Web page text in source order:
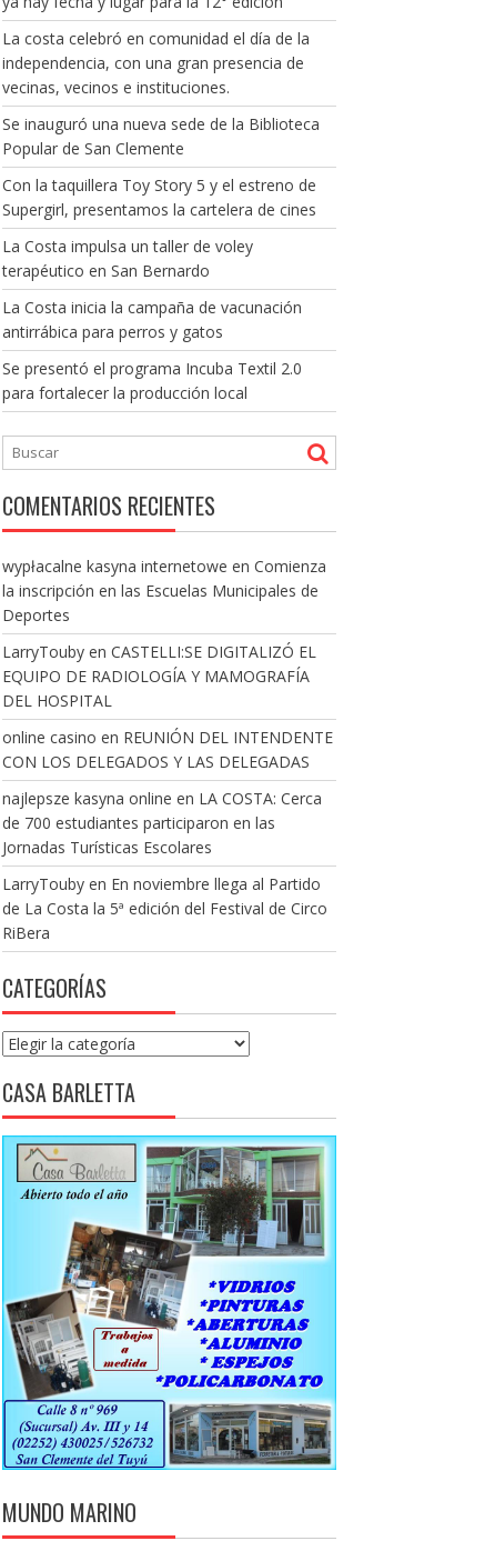
La costa celebró en comunidad el día de la
independencia, con una gran presencia de
vecinas, vecinos e instituciones.
Se inauguró una nueva sede de la Biblioteca
Popular de San Clemente
Con la taquillera Toy Story 5 y el estreno de
Supergirl, presentamos la cartelera de cines
La Costa impulsa un taller de voley
terapéutico en San Bernardo
La Costa inicia la campaña de vacunación
antirrábica para perros y gatos
Se presentó el programa Incuba Textil 2.0
para fortalecer la producción local
COMENTARIOS RECIENTES
wypłacalne kasyna internetowe en Comienza
la inscripción en las Escuelas Municipales de
Deportes
LarryToubyen CASTELLI:SE DIGITALIZÓ EL
EQUIPO DE RADIOLOGÍA Y MAMOGRAFÍA
DEL HOSPITAL
online casino en REUNIÓN DEL INTENDENTE
CON LOS DELEGADOS Y LAS DELEGADAS
najlepsze kasyna online en LA COSTA: Cerca
de 700 estudiantes participaron en las
Jornadas Turísticas Escolares
LarryToubyen En noviembre llega al Partido
de La Costa la 5ª edición del Festival de Circo
RiBera
CATEGORÍAS
Categorías
CASA BARLETTA
MUNDO MARINO